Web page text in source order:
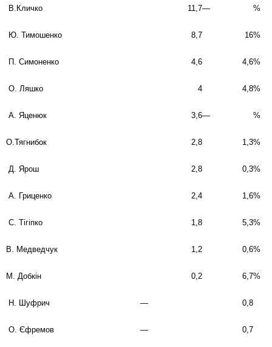
В.Кличко 11,7— %
Ю. Тимошенко 8,7 16%
П. Симоненко 4,6 4,6%
О. Ляшко 4 4,8%
А. Яценюк 3,6— %
О.Тягнибок 2,8 1,3%
Д. Ярош 2,8 0,3%
А. Гриценко 2,4 1,6%
С. Тігіпко 1,8 5,3%
В. Медведчук 1,2 0,6%
М. Добкін 0,2 6,7%
Н. Шуфрич — 0,8
О. Єфремов — 0,7